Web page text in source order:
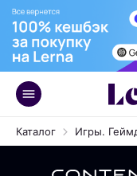
Каталог Игры.